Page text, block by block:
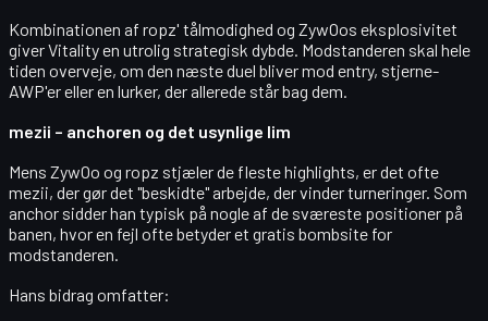
Kombinationen af ropz' tålmodighed og ZywOos eksplosivitet
giver Vitality en utrolig strategisk dybde. Modstanderen skal hele
tiden overveje, om den næste duel bliver mod entry, stjerne-
AWP'er eller en lurker, der allerede står bag dem.
mezii – anchoren og det usynlige lim
Mens ZywOo og ropz stjæler de fleste highlights, er det ofte
mezii, der gør det "beskidte" arbejde, der vinder turneringer. Som
anchor sidder han typisk på nogle af de sværeste positioner på
banen, hvor en fejl ofte betyder et gratis bombsite for
modstanderen.
Hans bidrag omfatter: